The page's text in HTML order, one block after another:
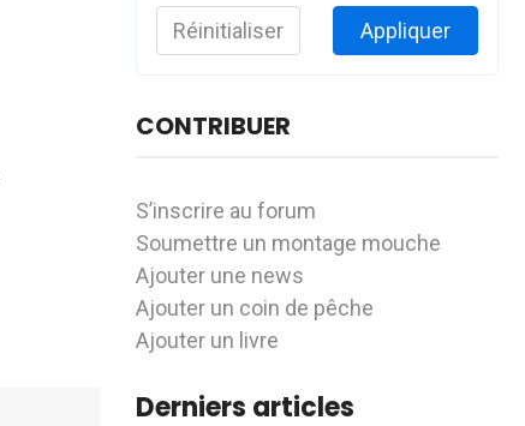
Appliquer
Réinitialiser
CONTRIBUER
S’inscrire au forum
Soumettre un montage mouche
Ajouter une news
Ajouter un coin de pêche
Ajouter un livre
Derniers articles